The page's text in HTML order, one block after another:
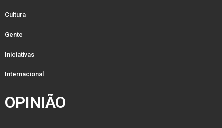
Cultura
Gente
Iniciativas
Internacional
OPINIÃO